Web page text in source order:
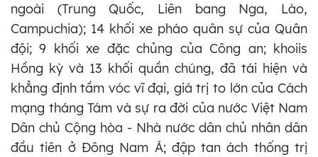
ngoài (Trung Quốc, Liên bang Nga, Lào,
Campuchia); 14 khối xe pháo quân sự của Quân
đội; 9 khối xe đặc chủng của Công an; khoiis
Hồng kỳ và 13 khối quần chúng, đã tái hiện và
khẳng định tầm vóc vĩ đại, giá trị to lớn của Cách
mạng tháng Tám và sự ra đời của nước Việt Nam
Dân chủ Cộng hòa - Nhà nước dân chủ nhân dân
đầu tiên ở Đông Nam Á; đập tan ách thống trị